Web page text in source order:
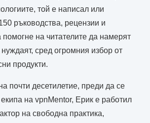
той е написал или
ръководства, рецензии и
помогне на читателите да намерят
нуждаят, сред огромния избор от
продукти.
почти десетилетие, преди да се
на vpnMentor, Ерик е работил
на свободна практика,